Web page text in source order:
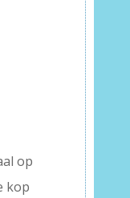
op
kop